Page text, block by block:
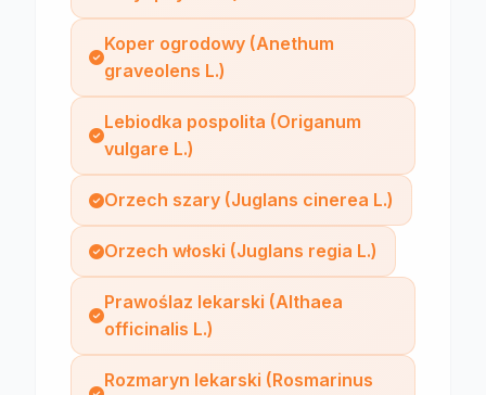
Koper ogrodowy (Anethum
graveolens L.)
Lebiodka pospolita (Origanum
vulgare L.)
Orzech szary (Juglans cinerea L.)
Orzech włoski (Juglans regia L.)
Prawoślaz lekarski (Althaea
officinalis L.)
Rozmaryn lekarski (Rosmarinus